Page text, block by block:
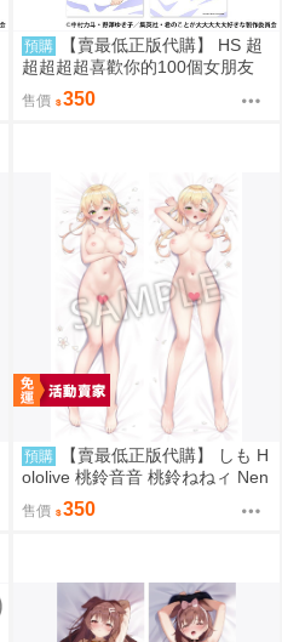
預購
【賣最低正版代購】 HS 超
超超超超喜歡你的100個女朋友
花園羽香里 抱枕套 0828
售價 350
預購
【賣最低正版代購】 しも H
ololive 桃鈴音音 桃鈴ねねィ Nen
e 復刻 加筆 全裸版 抱枕套 0831
售價 350